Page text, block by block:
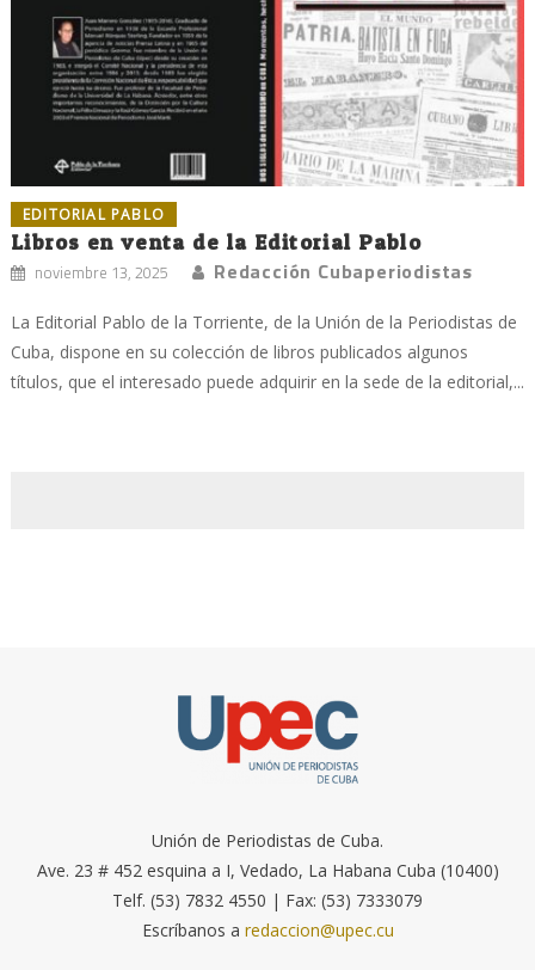
EDITORIAL PABLO
Libros en venta de la Editorial Pablo
noviembre 13, 2025 Redacción Cubaperiodistas
La Editorial Pablo de la Torriente, de la Unión de la Periodistas de
Cuba, dispone en su colección de libros publicados algunos
títulos, que el interesado puede adquirir en la sede de la editorial,...
Unión de Periodistas de Cuba.
Ave. 23 # 452 esquina a I, Vedado, La Habana Cuba (10400)
Telf. (53) 7832 4550 | Fax: (53) 7333079
Escríbanos a redaccion@upec.cu